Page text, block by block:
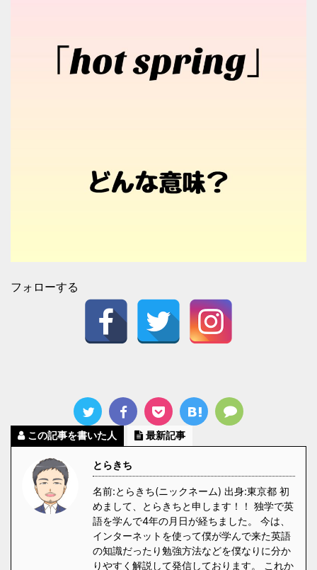
フォローする
この記事を書いた人 最新記事
とらきち
名前:とらきち(ニックネーム) 出身:東京都 初
めまして、とらきちと申します！！ 独学で英
語を学んで4年の月日が経ちました。 今は、
インターネットを使って僕が学んで来た英語
の知識だったり勉強方法などを僕なりに分か
りやすく解説して発信しております。 これか